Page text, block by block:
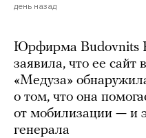
день назад
Юрфирма Budovnits
заявила, что ее сайт
«Медуза»
о том, что она
от мобилизации — и
генерала